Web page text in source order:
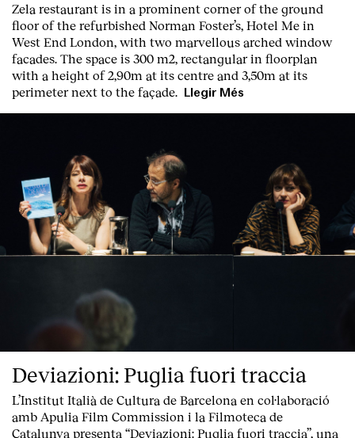
Zela restaurant is in a prominent corner of the ground
floor of the refurbished Norman Foster’s, Hotel Me in
West End London, with two marvellous arched window
facades. The space is 300 m2, rectangular in floorplan
with a height of 2,90m at its centre and 3,50m at its
perimeter next to the façade.
Llegir Més
Deviazioni: Puglia fuori traccia
L’Institut Italià de Cultura de Barcelona en col·laboració
amb Apulia Film Commission i la Filmoteca de
Catalunya presenta “Deviazioni: Puglia fuori traccia”, una